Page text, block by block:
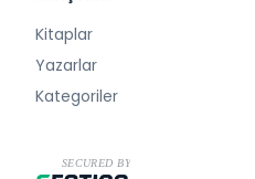
Kitaplar
Yazarlar
Kategoriler